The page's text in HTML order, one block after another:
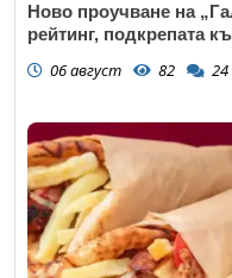
Ново проучване на
рейтинг, подкрепата
06 август 82 24